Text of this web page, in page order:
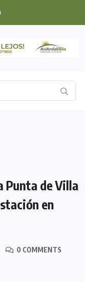
Punta de Villa
en
0 COMMENTS